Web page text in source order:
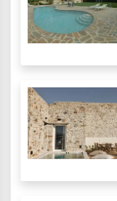
Μπαλί Κρήτης
Μπάνσκο
Μπούκα Μεσσηνίας
Μύκονος
Μυστράς
Μυτιλήνη